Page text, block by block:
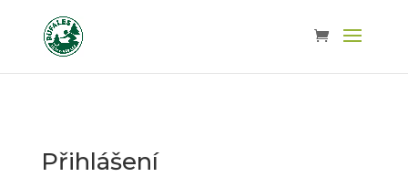
Přihlášení